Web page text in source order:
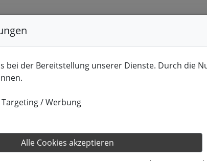
bei der Bereitstellung unserer Dienste. Durch die
Targeting / Werbung
Alle Cookies akzeptieren